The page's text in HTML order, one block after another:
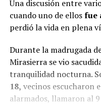
Una discusión entre
cuando uno de ellosfue
perdió la vida en plena
Durante la madrugada
Mirasierra se vio
tranquilidad nocturna.
18, vecinos escucharon
alarmados, llamaron al